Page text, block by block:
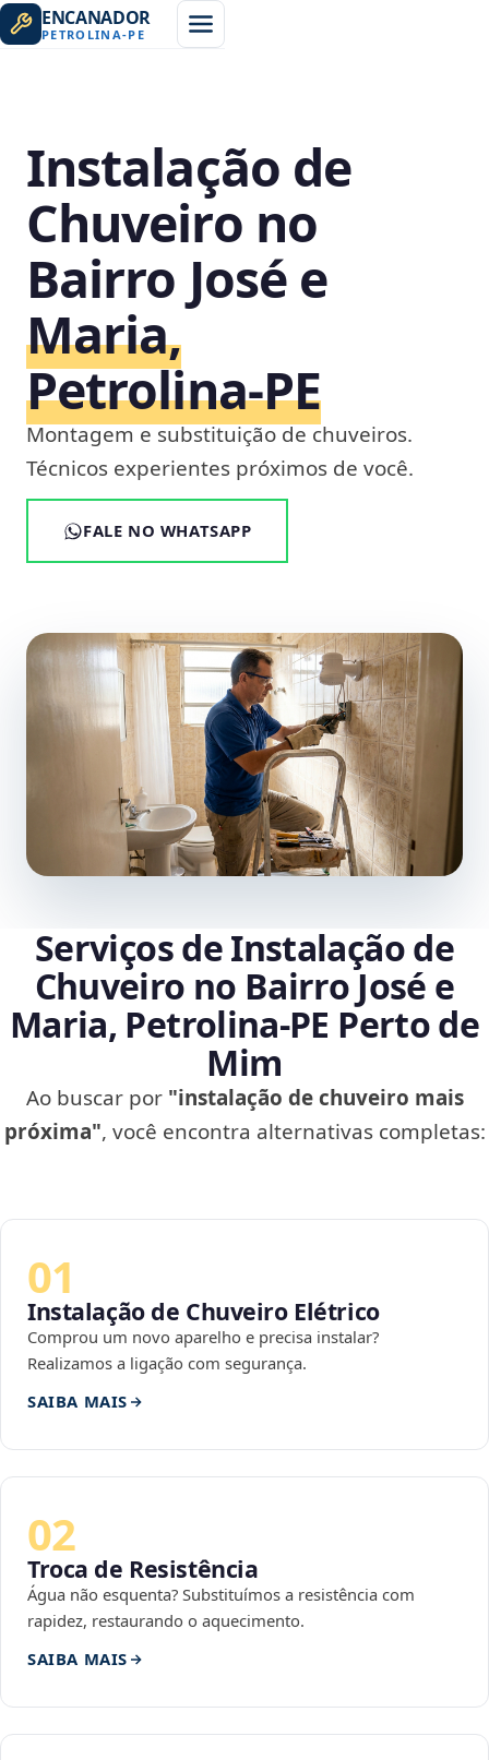
ENCANADOR
PETROLINA-PE
Instalação de
Chuveiro no
Bairro José e
Maria,
Petrolina‑PE
Montagem e substituição de chuveiros.
Técnicos experientes próximos de você.
FALE NO WHATSAPP
Serviços de Instalação de
Chuveiro no Bairro José e
Maria, Petrolina‑PE Perto de
Mim
Ao buscar por "instalação de chuveiro mais
próxima", você encontra alternativas completas:
01
Instalação de Chuveiro Elétrico
Comprou um novo aparelho e precisa instalar?
Realizamos a ligação com segurança.
SAIBA MAIS
02
Troca de Resistência
Água não esquenta? Substituímos a resistência com
rapidez, restaurando o aquecimento.
SAIBA MAIS